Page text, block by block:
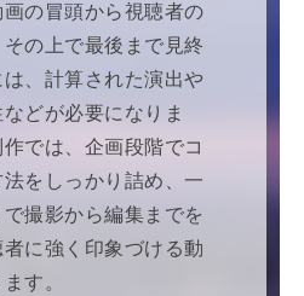
の冒頭から視聴者の
の上で最後まで見終
、計算された演出や
どが必要になりま
では、企画段階でコ
をしっかり詰め、一
撮影から編集までを
に強く印象づける動
す。